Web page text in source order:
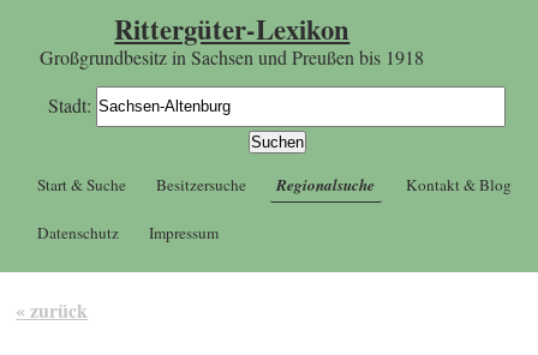
Rittergüter-Lexikon
Großgrundbesitz in Sachsen und Preußen bis 1918
Stadt:
Start & Suche Besitzersuche Regionalsuche Kontakt & Blog
Datenschutz Impressum
« zurück